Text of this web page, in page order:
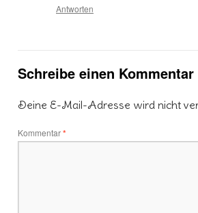
Antworten
Schreibe einen Kommentar
Deine E-Mail-Adresse wird nicht
Kommentar*